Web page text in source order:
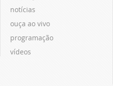
notícias
ouça ao vivo
programação
vídeos